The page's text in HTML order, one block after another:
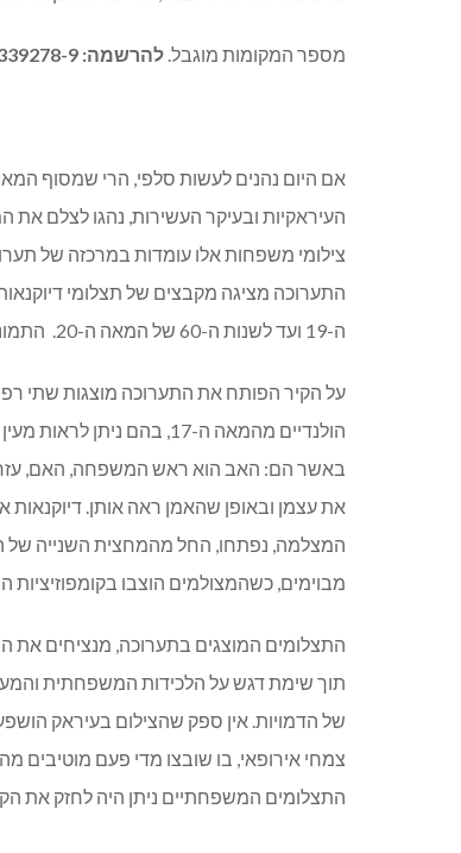
מספר המקומות מוגבל. להרשמה: 03-5339278-9 |
העיראקיות ובעיקר העשירות, נהגו לצלם
צילומי משפחות אלו עומדות במרכזה של
התערוכה מציגה מקבצים של תצלומי
ה-19 ועד לשנות ה-60 של המאה ה-20. התמונות נבחרו מתוך 10,000 תמונות האוסף הקיים בארכיון המרכז.
על הקיר הפותח את התערוכה מוצגות שתי
הולנדיים מהמאה ה-17,
באשר הם: האב הוא ראש המשפחה, האם, עזר
את עצמן ובאופן שהאמן ראה אותן.
מבוימים, כשהמצולמים הוצבו בקומפוזיציות
התצלומים המוצגים בתערוכה, מנציחים את
תוך שימת דגש על הלכידות המשפחתית
של הדמויות. אין ספק שהצילום בעיראק
צמחי אירופאי, בו שובצו מדי פעם מוטיבים
התצלומים המשפחתיים ניתן היה לחזק את